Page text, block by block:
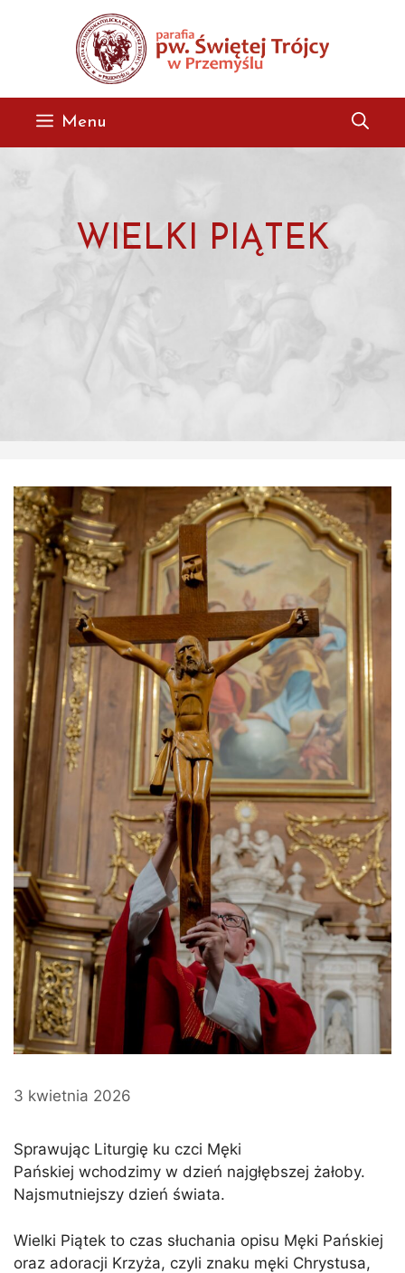
Menu
WIELKI PIĄTEK
3 kwietnia 2026
Sprawując Liturgię ku czci Męki
Pańskiej wchodzimy w dzień najgłębszej żałoby.
Najsmutniejszy dzień świata.
Wielki Piątek to czas słuchania opisu Męki Pańskiej
oraz adoracji Krzyża, czyli znaku męki Chrystusa,